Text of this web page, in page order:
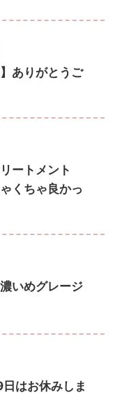
ありがとうご
ートメント
くちゃ良かっ
いめグレージ
はお休みしま